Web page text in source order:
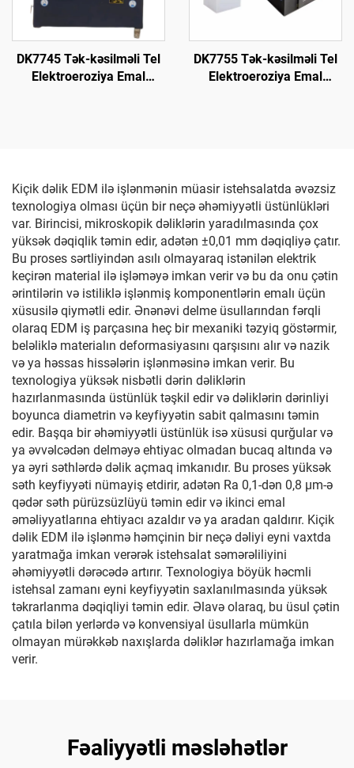
DK7745 Tək-kəsilməli Tel
Elektroeroziya Emal
DK7755 Tək-kəsilməli Tel
Elektroeroziya Emal
Kiçik dəlik EDM ilə işlənmənin müasir istehsalatda əvəzsiz
texnologiya olması üçün bir neçə əhəmiyyətli üstünlükləri
var. Birincisi, mikroskopik dəliklərin yaradılmasında çox
yüksək dəqiqlik təmin edir, adətən ±0,01 mm dəqiqliyə çatır.
Bu proses sərtliyindən asılı olmayaraq istənilən elektrik
keçirən material ilə işləməyə imkan verir və bu da onu çətin
ərintilərin və istiliklə işlənmiş komponentlərin emalı üçün
xüsusilə qiymətli edir. Ənənəvi delme üsullarından fərqli
olaraq EDM iş parçasına heç bir mexaniki təzyiq göstərmir,
beləliklə materialın deformasiyasını qarşısını alır və nazik
və ya həssas hissələrin işlənməsinə imkan verir. Bu
texnologiya yüksək nisbətli dərin dəliklərin
hazırlanmasında üstünlük təşkil edir və dəliklərin dərinliyi
boyunca diametrin və keyfiyyətin sabit qalmasını təmin
edir. Başqa bir əhəmiyyətli üstünlük isə xüsusi qurğular və
ya əvvəlcədən delməyə ehtiyac olmadan bucaq altında və
ya əyri səthlərdə dəlik açmaq imkanıdır. Bu proses yüksək
səth keyfiyyəti nümayiş etdirir, adətən Ra 0,1-dən 0,8 μm-ə
qədər səth pürüzsüzlüyü təmin edir və ikinci emal
əməliyyatlarına ehtiyacı azaldır və ya aradan qaldırır. Kiçik
dəlik EDM ilə işlənmə həmçinin bir neçə dəliyi eyni vaxtda
yaratmağa imkan verərək istehsalat səmərəliliyini
əhəmiyyətli dərəcədə artırır. Texnologiya böyük həcmli
istehsal zamanı eyni keyfiyyətin saxlanılmasında yüksək
təkrarlanma dəqiqliyi təmin edir. Əlavə olaraq, bu üsul çətin
çatıla bilən yerlərdə və konvensiyal üsullarla mümkün
olmayan mürəkkəb naxışlarda dəliklər hazırlamağa imkan
verir.
Fəaliyyətli məsləhətlər